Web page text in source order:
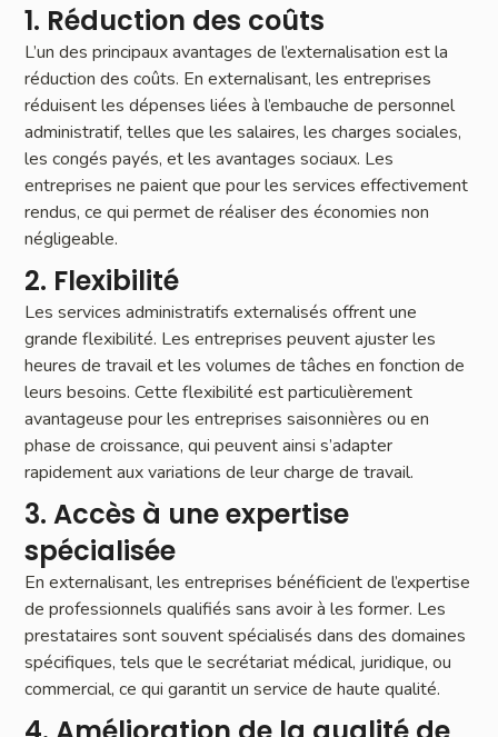
1. Réduction des coûts
L’un des principaux avantages de l’externalisation est la
réduction des coûts. En externalisant, les entreprises
réduisent les dépenses liées à l’embauche de personnel
administratif, telles que les salaires, les charges sociales,
les congés payés, et les avantages sociaux. Les
entreprises ne paient que pour les services effectivement
rendus, ce qui permet de réaliser des économies non
négligeable.
2. Flexibilité
Les services administratifs externalisés offrent une
grande flexibilité. Les entreprises peuvent ajuster les
heures de travail et les volumes de tâches en fonction de
leurs besoins. Cette flexibilité est particulièrement
avantageuse pour les entreprises saisonnières ou en
phase de croissance, qui peuvent ainsi s’adapter
rapidement aux variations de leur charge de travail.
3. Accès à une expertise
spécialisée
En externalisant, les entreprises bénéficient de l’expertise
de professionnels qualifiés sans avoir à les former. Les
prestataires sont souvent spécialisés dans des domaines
spécifiques, tels que le secrétariat médical, juridique, ou
commercial, ce qui garantit un service de haute qualité.